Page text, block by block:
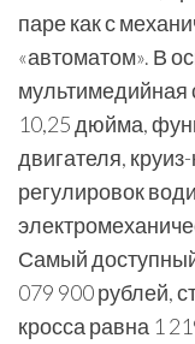
паре как с
«автоматом». В
мультимедийная
10,25 дюйма,
двигателя,
регулировок
Самый
079 900 рублей,
кросса равна 1